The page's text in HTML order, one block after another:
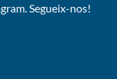
Segueix-nos!